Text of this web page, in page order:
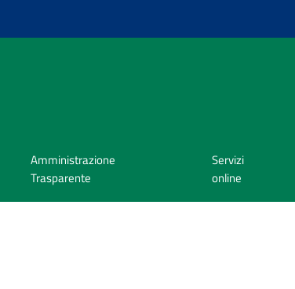
Amministrazione
Trasparente
Servizi
online